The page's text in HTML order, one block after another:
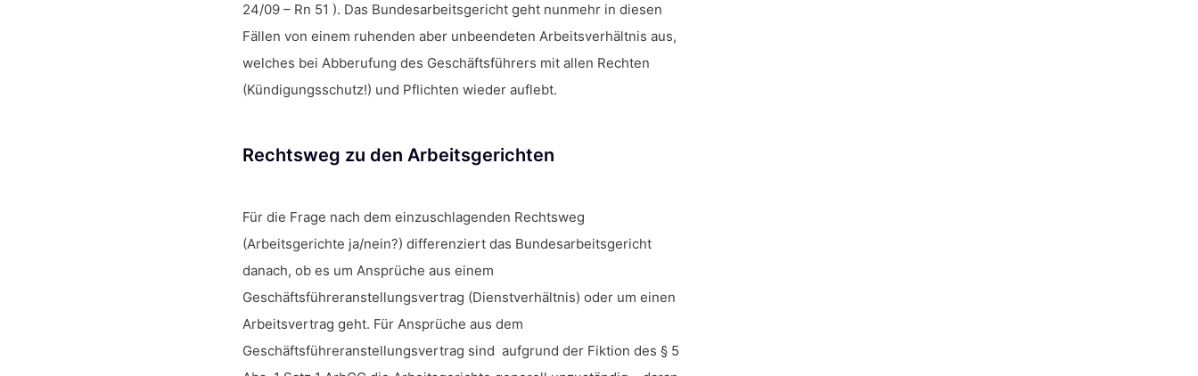
24/09 – Rn 51 ). Das Bundesarbeitsgericht geht nunmehr in diesen
Fällen von einem ruhenden aber unbeendeten Arbeitsverhältnis aus,
welches bei Abberufung des Geschäftsführers mit allen Rechten
(Kündigungsschutz!) und Pflichten wieder auflebt.
Rechtsweg zu den Arbeitsgerichten
Für die Frage nach dem einzuschlagenden Rechtsweg
(Arbeitsgerichte ja/nein?) differenziert das Bundesarbeitsgericht
danach, ob es um Ansprüche aus einem
Geschäftsführeranstellungsvertrag (Dienstverhältnis) oder um einen
Arbeitsvertrag geht. Für Ansprüche aus dem
Geschäftsführeranstellungsvertrag sind aufgrund der Fiktion des § 5